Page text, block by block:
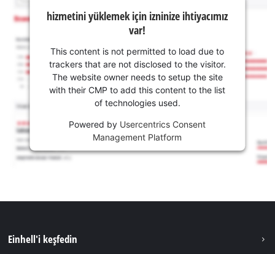
hizmetini yüklemek için izninize ihtiyacımız
var!
This content is not permitted to load due to
trackers that are not disclosed to the visitor.
The website owner needs to setup the site
with their CMP to add this content to the list
of technologies used.
Powered by Usercentrics Consent
Management Platform
Einhell'i keşfedin